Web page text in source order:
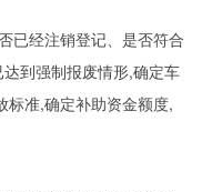
已经注销登记、是否符合
达到强制报废情形,确定车
标准,确定补助资金额度,